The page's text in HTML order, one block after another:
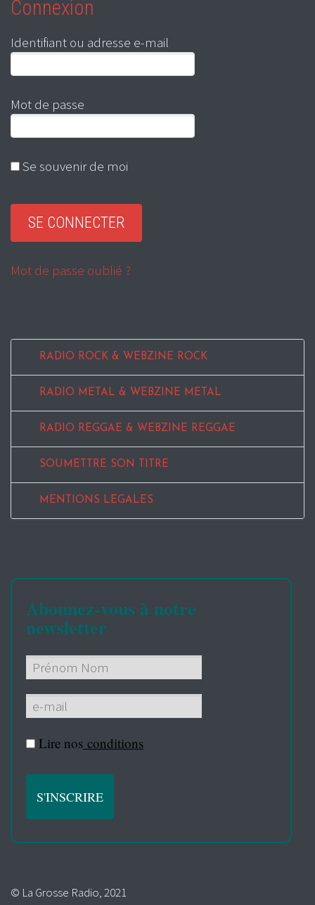
Connexion
Identifiant ou adresse e-mail
Mot de passe
Se souvenir de moi
Mot de passe oublié ?
RADIO ROCK & WEBZINE ROCK
RADIO METAL & WEBZINE METAL
RADIO REGGAE & WEBZINE REGGAE
SOUMETTRE SON TITRE
MENTIONS LEGALES
Abonnez-vous à notre
newsletter
Lire nos conditions
© La Grosse Radio, 2021